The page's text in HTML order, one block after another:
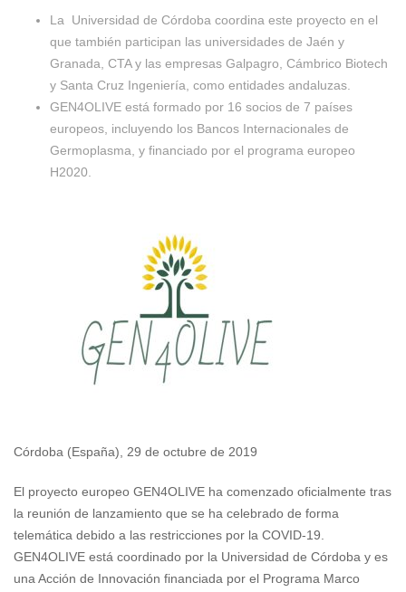
La Universidad de Córdoba coordina este proyecto en el
que también participan las universidades de Jaén y
Granada, CTA y las empresas Galpagro, Cámbrico Biotech
y Santa Cruz Ingeniería, como entidades andaluzas.
GEN4OLIVE está formado por 16 socios de 7 países
europeos, incluyendo los Bancos Internacionales de
Germoplasma, y financiado por el programa europeo
H2020.
Córdoba (España), 29 de octubre de 2019
El proyecto europeo GEN4OLIVE ha comenzado oficialmente tras
la reunión de lanzamiento que se ha celebrado de forma
telemática debido a las restricciones por la COVID-19.
GEN4OLIVE está coordinado por la Universidad de Córdoba y es
una Acción de Innovación financiada por el Programa Marco